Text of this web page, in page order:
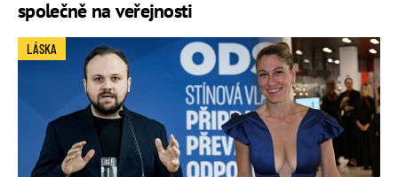
společně na veřejnosti
LÁSKA